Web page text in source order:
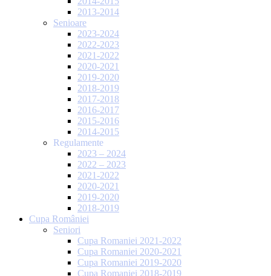
2013-2014
Senioare
2023-2024
2022-2023
2021-2022
2020-2021
2019-2020
2018-2019
2017-2018
2016-2017
2015-2016
2014-2015
Regulamente
2023 – 2024
2022 – 2023
2021-2022
2020-2021
2019-2020
2018-2019
Cupa României
Seniori
Cupa Romaniei 2021-2022
Cupa Romaniei 2020-2021
Cupa Romaniei 2019-2020
Cupa Romaniei 2018-2019